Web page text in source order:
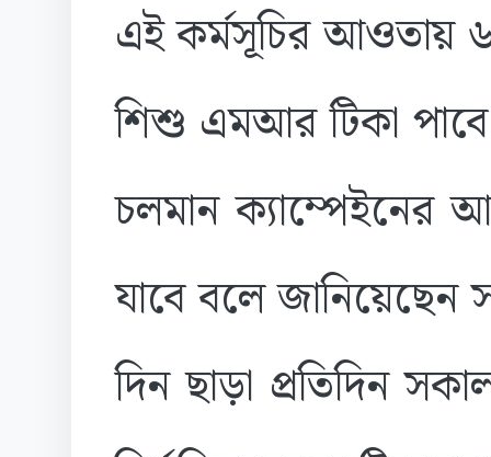
এই কর্মসূচির আওতায়
শিশু এমআর টিকা
চলমান ক্যাম্পেইনের
যাবে বলে জানিয়েছেন
দিন ছাড়া প্রতিদিন